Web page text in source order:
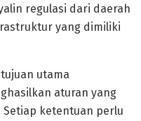
regulasi dari daerah
yang dimiliki
utama
aturan yang
ketentuan perlu